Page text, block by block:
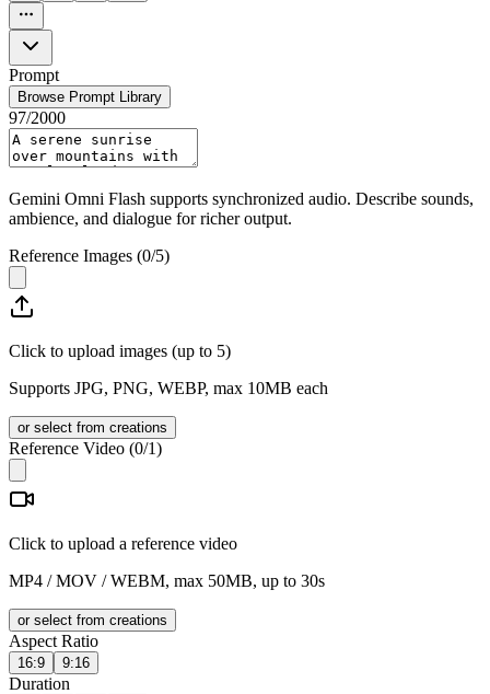
Prompt
Browse Prompt Library
97/2000
Gemini Omni Flash supports synchronized audio. Describe sounds,
ambience, and dialogue for richer output.
Reference Images (0/5)
Click to upload images (up to 5)
Supports JPG, PNG, WEBP, max 10MB each
or select from creations
Reference Video (0/1)
Click to upload a reference video
MP4 / MOV / WEBM, max 50MB, up to 30s
or select from creations
Aspect Ratio
16:9 9:16
Duration